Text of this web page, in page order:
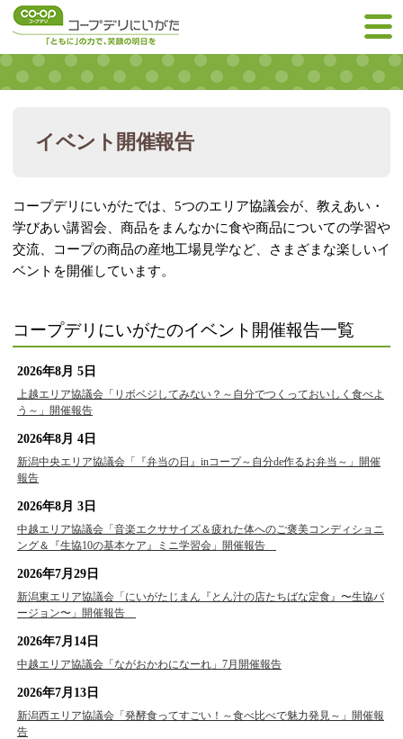
イベント開催報告
コープデリにいがたでは、5つのエリア協議会が、教えあい・
学びあい講習会、商品をまんなかに食や商品についての学習や
交流、コープの商品の産地工場見学など、さまざまな楽しいイ
ベントを開催しています。
コープデリにいがたのイベント開催報告一覧
2026年8月 5日
上越エリア協議会「リボベジしてみない？～自分でつくっておいしく食べよ
う～」開催報告
2026年8月 4日
新潟中央エリア協議会「『弁当の日』inコープ～自分de作るお弁当～」開催
報告
2026年8月 3日
中越エリア協議会「音楽エクササイズ＆疲れた体へのご褒美コンディショニ
ング＆『生協10の基本ケア』ミニ学習会」開催報告
2026年7月29日
新潟東エリア協議会「にいがたじまん『とん汁の店たちばな定食』〜生協バ
ージョン〜」開催報告
2026年7月14日
中越エリア協議会「ながおかわになーれ」7月開催報告
2026年7月13日
新潟西エリア協議会「発酵食ってすごい！～食べ比べで魅力発見～」開催報
告